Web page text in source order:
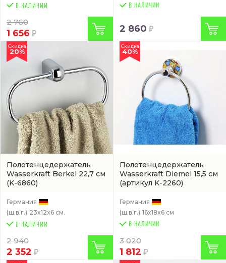
2 760
1 656
В НАЛИЧИИ
2 860
Полотенцедержатель
Wasserkraft Berkel 22,7 см
(K-6860)
Скидка
20%
Германия
(ш.в.г.) 23x12x6 см.
2 940
2 352
Полотенцедержатель
Wasserkraft Diemel 15,5 см
(артикул K-2260)
Скидка
40%
Германия
(ш.в.г.) 16x18x6 см
В НАЛИЧИИ
3 020
1 812